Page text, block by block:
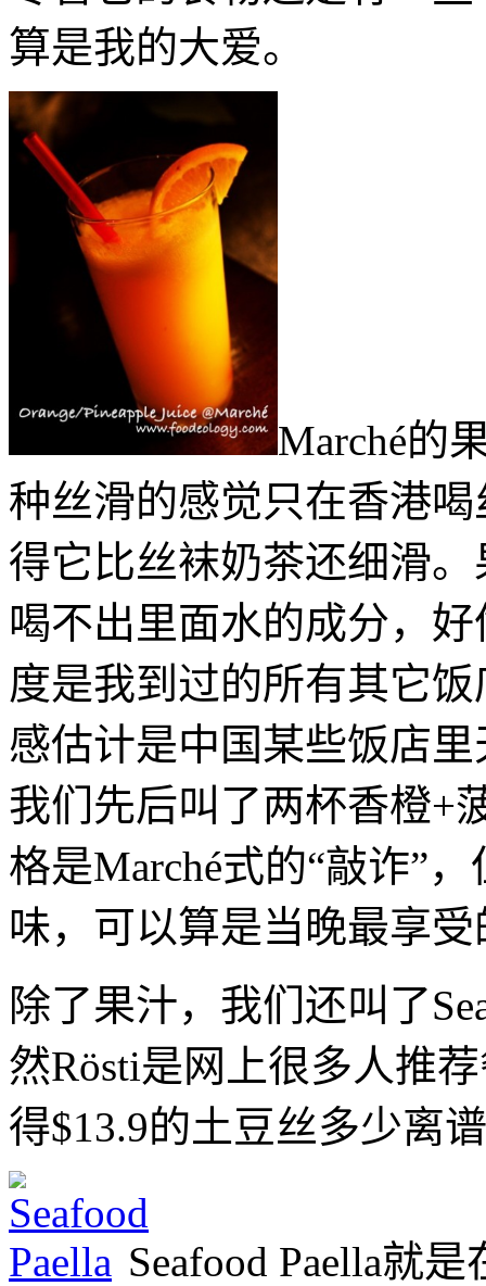
算是我的大爱。
Marché的
种丝滑的感觉只在香港
得它比丝袜奶茶还细滑
喝不出里面水的成分，
度是我到过的所有其它
感估计是中国某些饭店
我们先后叫了两杯香橙+
格是Marché式的“敲诈”
味，可以算是当晚最享
除了果汁，我们还叫了
然Rösti是网上很多人推
得$13.9的土豆丝多少离
Seafood Paella就